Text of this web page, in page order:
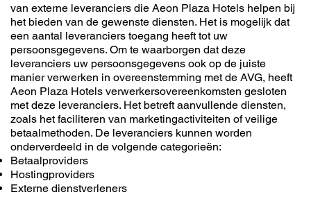
van externe leveranciers die Aeon Plaza Hotels helpen bij
het bieden van de gewenste diensten. Het is mogelijk dat
een aantal leveranciers toegang heeft tot uw
persoonsgegevens. Om te waarborgen dat deze
leveranciers uw persoonsgegevens ook op de juiste
manier verwerken in overeenstemming met de AVG, heeft
Aeon Plaza Hotels verwerkersovereenkomsten gesloten
met deze leveranciers. Het betreft aanvullende diensten,
zoals het faciliteren van marketingactiviteiten of veilige
betaalmethoden. De leveranciers kunnen worden
onderverdeeld in de volgende categorieën:
Betaalproviders
Hostingproviders
Externe dienstverleners